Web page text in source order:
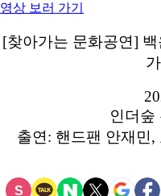
영상 보러 가기
[찾아가는 문화공연]
인더숲
출연: 핸드팬 안재민